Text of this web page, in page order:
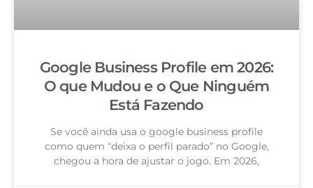
Google Business Profile em 2026:
O que Mudou e o Que Ninguém
Está Fazendo
Se você ainda usa o google business profile
como quem “deixa o perfil parado” no Google,
chegou a hora de ajustar o jogo. Em 2026,